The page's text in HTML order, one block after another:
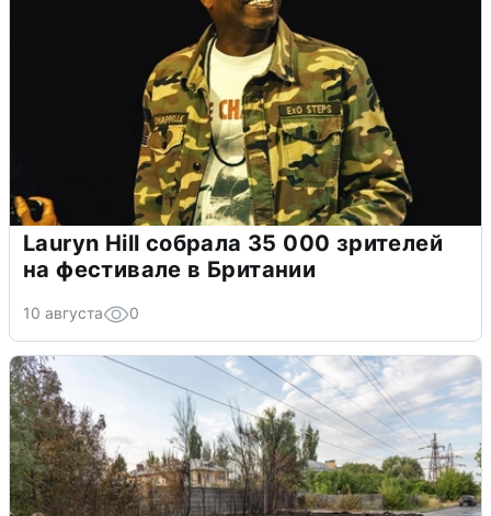
Lauryn Hill собрала 35 000 зрителей
на фестивале в Британии
10 августа 0